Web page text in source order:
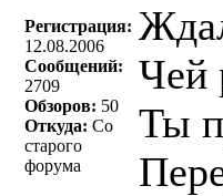
Регистрация:
12.08.2006
Сообщений:
2709
Обзоров: 50
Откуда: Со
старого
форума
Чей
Ты